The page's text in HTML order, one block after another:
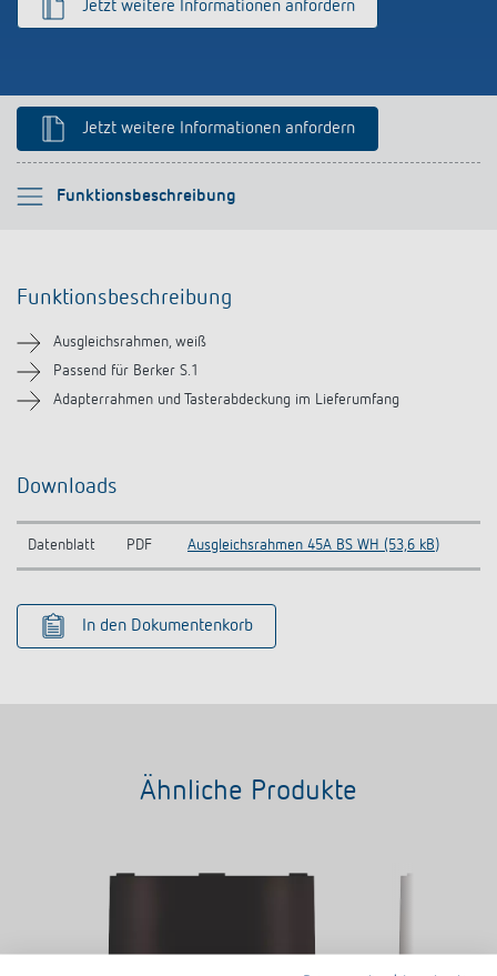
Anfahrt
Jetzt weitere Informationen anfordern
Jetzt weitere Informationen anfordern
Funktionsbeschreibung
Bitte auswählen
Ähnliche Produkte
Funktionsbeschreibung
Ausgleichsrahmen, weiß
Passend für Berker S.1
Adapterrahmen und Tasterabdeckung im Lieferumfang
Downloads
Datenblatt PDF Ausgleichsrahmen 45A BS WH (53,6 kB)
In den Dokumentenkorb
Ähnliche Produkte